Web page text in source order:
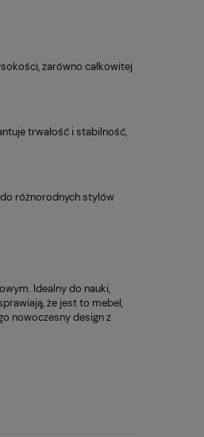
Cena regularna:
zarówno całkowitej
trwałość i stabilność,
różnorodnych stylów
Idealny do nauki,
że jest to mebel,
nowoczesny design z